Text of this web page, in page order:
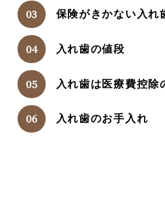
保険がきかない入れ
入れ歯の値段
入れ歯は医療費控除
入れ歯のお手入れ